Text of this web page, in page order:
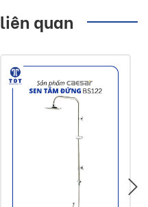
liên quan